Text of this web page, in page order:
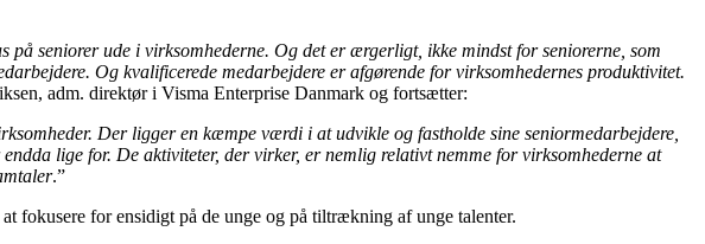
seniorer ude i virksomhederne. Og det er ærgerligt, ikke mindst for seniorerne, som
Og kvalificerede medarbejdere er afgørende for virksomhedernes produktivitet.
adm. direktør i Visma Enterprise Danmark og fortsætter:
Der ligger en kæmpe værdi i at udvikle og fastholde sine seniormedarbejdere,
lige for. De aktiviteter, der virker, er nemlig relativt nemme for virksomhederne at
.”
fokusere for ensidigt på de unge og på tiltrækning af unge talenter.